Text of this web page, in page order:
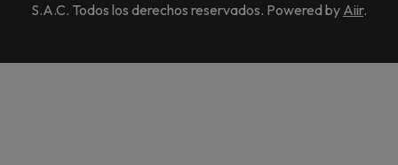
S.A.C. Todos los derechos reservados. Powered by Aiir.